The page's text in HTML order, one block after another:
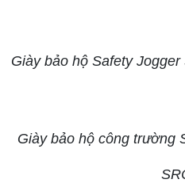
Giày bảo hộ Safety
Giày bảo hộ công trường